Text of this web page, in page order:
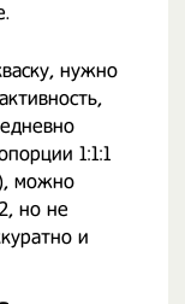
нужно
1:1:1
можно
но не
и